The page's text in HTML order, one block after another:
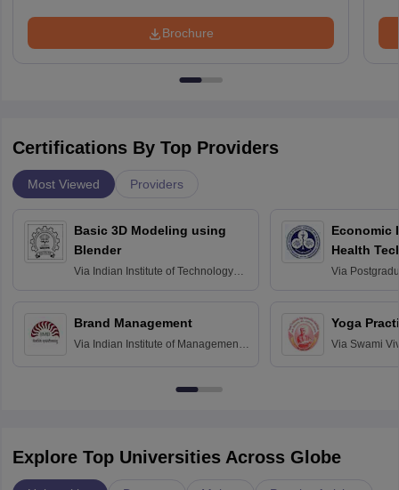
Brochure
Certifications By Top Providers
Most Viewed Providers
Basic 3D Modeling using
Blender
Via Indian Institute of Technology
Brand Management
Via Indian Institute of Management
Economic
Health
Via
Yoga
Via Swami
Explore Top Universities Across Globe